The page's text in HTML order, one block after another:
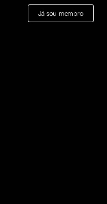
Já sou membro